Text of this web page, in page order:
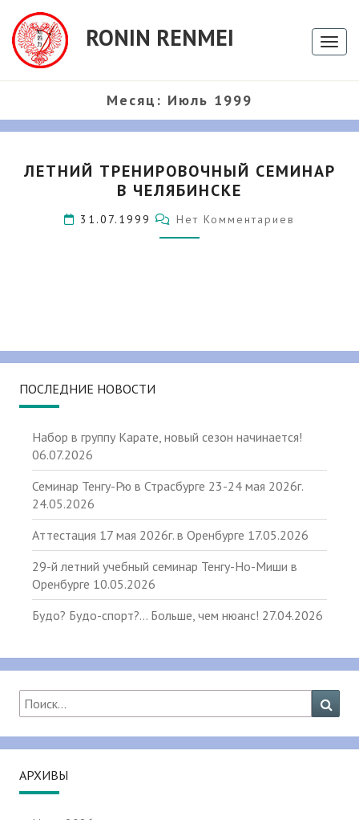
RONIN RENMEI
Месяц: Июль 1999
ТРЕНИРОВОЧНЫЙ
СЕМИНАР
ЧЕЛЯБИНСКЕ
ЛЕТНИЙ ТРЕНИРОВОЧНЫЙ СЕМИНАР
В ЧЕЛЯБИНСКЕ
31.07.1999 Комментарии
Нет Комментариев
ПОСЛЕДНИЕ НОВОСТИ
Набор в группу Карате, новый сезон начинается!
06.07.2026
Семинар Тенгу-Рю в Страсбурге 23-24 мая 2026г.
24.05.2026
Аттестация 17 мая 2026г. в Оренбурге 17.05.2026
29-й летний учебный семинар Тенгу-Но-Миши в
Оренбурге 10.05.2026
Будо? Будо-спорт?… Больше, чем нюанс! 27.04.2026
Найти:
АРХИВЫ